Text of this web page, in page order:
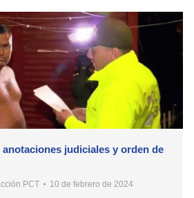
anotaciones judiciales y orden de
PCT 10 de febrero de 2024